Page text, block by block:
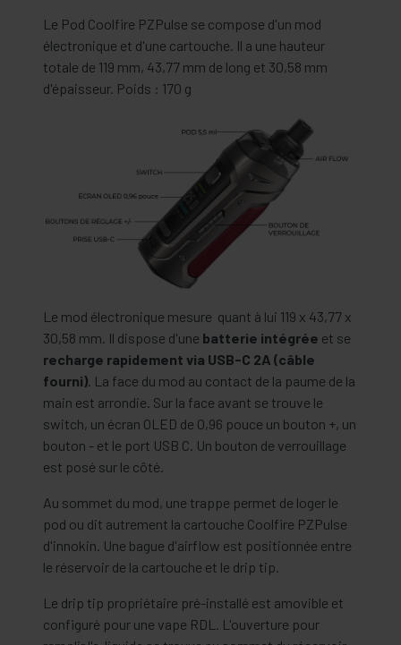
Le Pod Coolfire PZPulse se compose d'un mod
électronique et d'une cartouche. Il a une hauteur
totale de 119 mm, 43,77 mm de long et 30,58 mm
d'épaisseur. Poids : 170 g
Le mod électronique mesure quant à lui 119 x 43,77 x
30,58 mm. Il dispose d'une batterie intégrée et se
recharge rapidement via USB-C 2A (câble
fourni). La face du mod au contact de la paume de la
main est arrondie. Sur la face avant se trouve le
switch, un écran OLED de 0,96 pouce un bouton +, un
bouton - et le port USB C. Un bouton de verrouillage
est posé sur le côté.
Au sommet du mod, une trappe permet de loger le
pod ou dit autrement la cartouche Coolfire PZPulse
d'innokin. Une bague d'airflow est positionnée entre
le réservoir de la cartouche et le drip tip.
Le drip tip propriétaire pré-installé est amovible et
configuré pour une vape RDL. L'ouverture pour